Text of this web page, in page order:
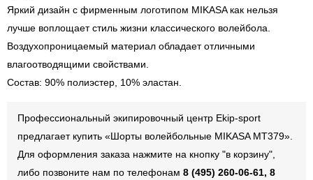
Яркий дизайн с фирменным логотипом MIKASA как нельзя
лучше воплощает стиль жизни классического волейбола.
Воздухопроницаемый материал обладает отличными
влагоотводящими свойствами.
Состав: 90% полиэстер, 10% эластан.
Профессиональный экипировочный центр Ekip-sport
предлагает купить «Шорты волейбольные MIKASA MT379».
Для оформления заказа нажмите на кнопку "в корзину",
либо позвоните нам по телефонам 8 (495) 260-06-61, 8